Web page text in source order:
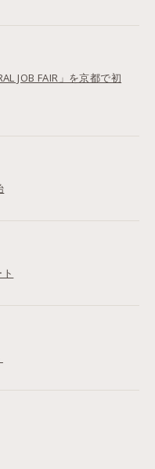
JOB FAIR」を京都で初